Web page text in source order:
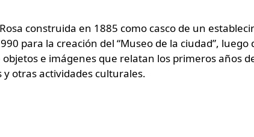
construida en 1885 como casco de un
para la creación del “Museo de la ciudad”,
e imágenes que relatan los primeros años
otras actividades culturales.